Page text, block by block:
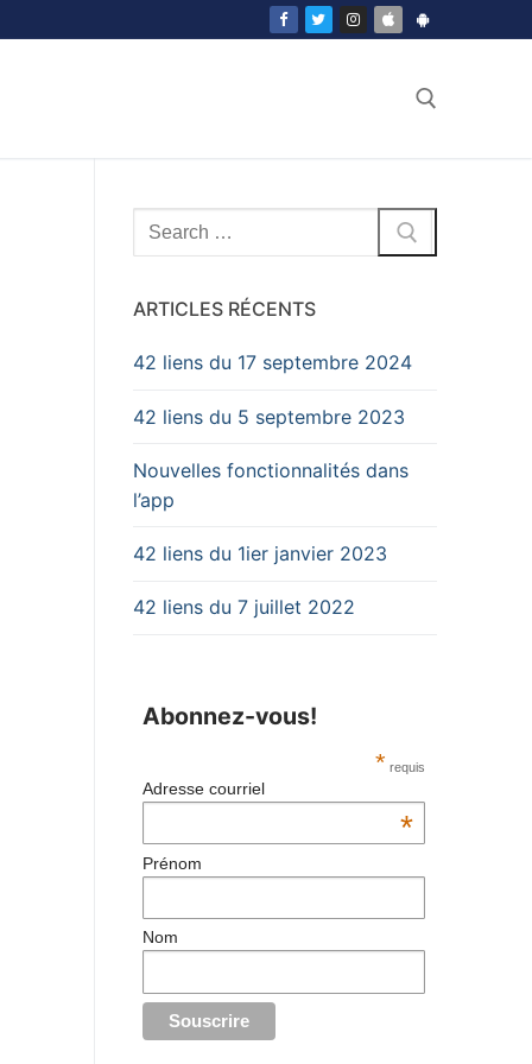
Search
for:
ARTICLES RÉCENTS
42 liens du 17 septembre 2024
42 liens du 5 septembre 2023
Nouvelles fonctionnalités dans
l’app
42 liens du 1ier janvier 2023
42 liens du 7 juillet 2022
Abonnez-vous!
* requis
Adresse courriel
*
Prénom
Nom